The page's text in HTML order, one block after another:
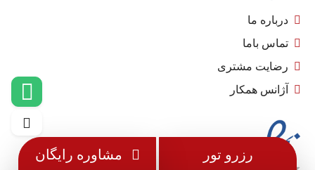
رزرو تور مشاوره رایگان
درباره ما
تماس باما
رضایت مشتری
آژانس همکار